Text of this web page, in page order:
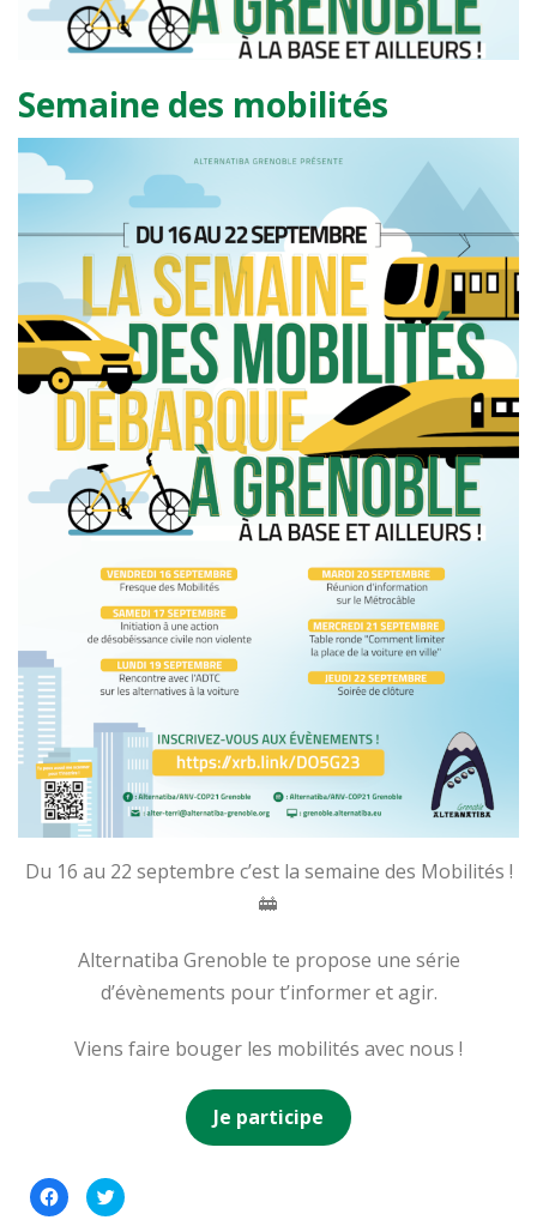
Semaine des mobilités
Du 16 au 22 septembre c’est la semaine des Mobilités !
🚋
Alternatiba Grenoble te propose une série
d’évènements pour t’informer et agir.
Viens faire bouger les mobilités avec nous !
Je participe
Cliquez
pour
Cliquez
pour